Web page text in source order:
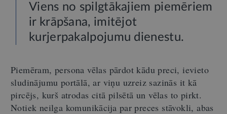
Viens no spilgtākajiem piemēriem
ir krāpšana, imitējot
kurjerpakalpojumu dienestu.
Piemēram, persona vēlas pārdot kādu preci, ievieto
sludinājumu portālā, ar viņu uzreiz sazinās it kā
pircējs, kurš atrodas citā pilsētā un vēlas to pirkt.
Notiek neilga komunikācija par preces stāvokli, abas